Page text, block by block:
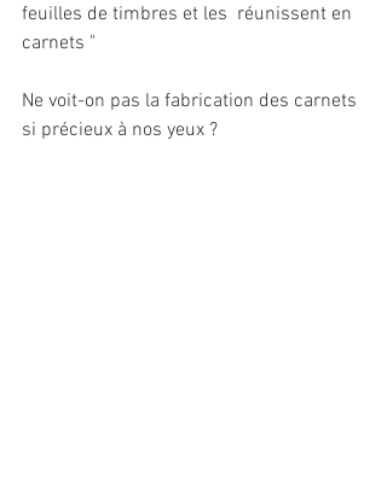
feuilles de timbres et les  réunissent en
carnets "
Ne voit-on pas la fabrication des carnets
si précieux à nos yeux ?